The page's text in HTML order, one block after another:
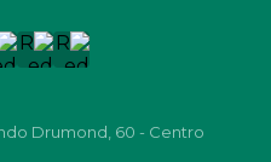
Drumond, 60 - Centro